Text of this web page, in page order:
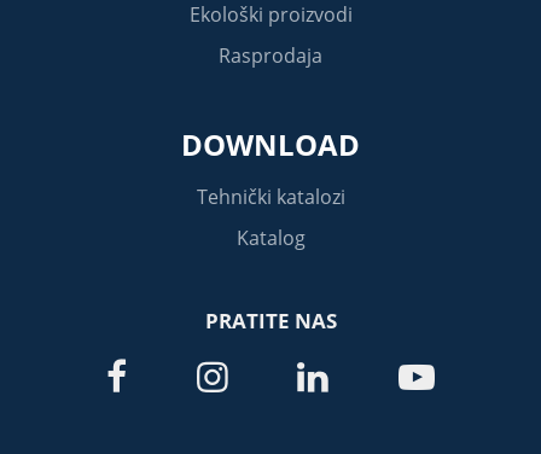
Ekološki proizvodi
Rasprodaja
DOWNLOAD
Tehnički katalozi
Katalog
PRATITE NAS
   